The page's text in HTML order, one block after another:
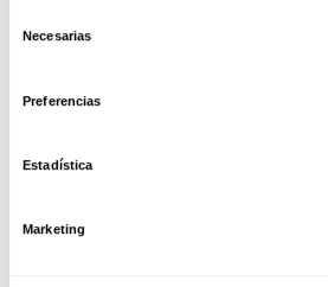
Necesarias
Preferencias
Estadística
Marketing